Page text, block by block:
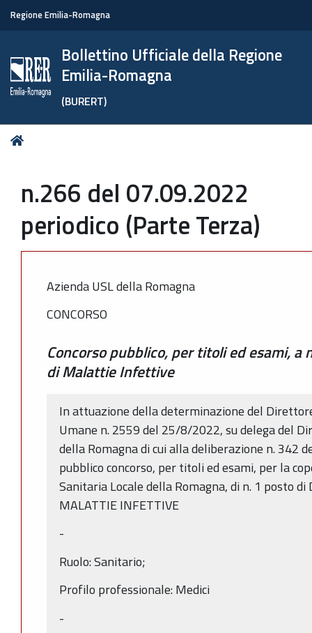
Regione Emilia-Romagna
Bollettino Ufficiale della Regione
Emilia-Romagna
(BURERT)
Tu
n.266 del 07.09.2022
periodico (Parte Terza)
Azienda USL della Romagna
CONCORSO
Concorso pubblico, per titoli ed esami, a
di Malattie Infettive
In attuazione della determinazione del
Umane n. 2559 del 25/8/2022, su delega del
della Romagna di cui alla deliberazione n. 342
pubblico concorso, per titoli ed esami, per la
Sanitaria Locale della Romagna, di n. 1 posto
MALATTIE INFETTIVE
-
Ruolo: Sanitario;
Profilo professionale: Medici
-